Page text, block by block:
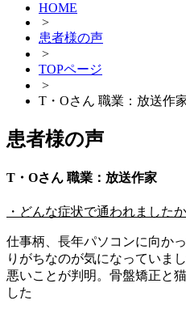
HOME
>
患者様の声
>
TOPページ
>
T・Oさん 職業：放送作
患者様の声
T・Oさん 職業：放送作家
・どんな症状で通われました
仕事柄、長年パソコンに向か
りがちなのが気になっていま
悪いことが判明。骨盤矯正と
した